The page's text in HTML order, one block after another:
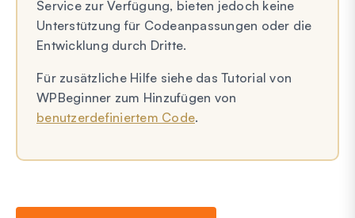
Service zur Verfügung, bieten jedoch keine
Unterstützung für Codeanpassungen oder die
Entwicklung durch Dritte.
Für zusätzliche Hilfe siehe das Tutorial von
WPBeginner zum Hinzufügen von
benutzerdefiniertem Code.